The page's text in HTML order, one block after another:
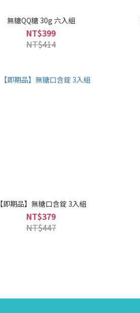
無糖QQ糖 30g 六入組
NT$399
NT$414
【即期品】無糖口含錠 3入組
NT$379
NT$447